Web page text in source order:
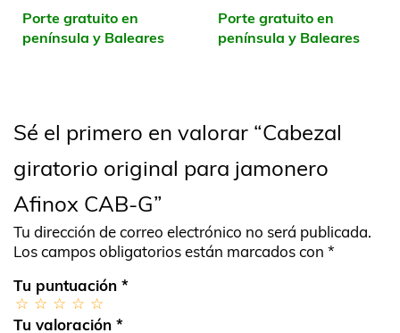
Porte gratuito en
península y Baleares
Porte gratuito en
península y Baleares
Sé el primero en valorar “Cabezal
giratorio original para jamonero
Afinox CAB-G”
Tu dirección de correo electrónico no será publicada.
Los campos obligatorios están marcados con *
Tu puntuación *
Tu valoración *